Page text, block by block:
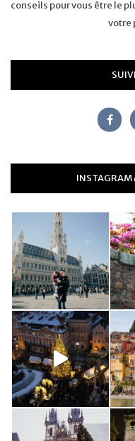
conseils pour vous être le
votre
INSTAGRAM